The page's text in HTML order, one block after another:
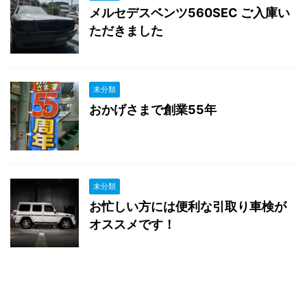
メルセデスベンツ560SEC ご入庫い
ただきました
未分類
おかげさまで創業55年
未分類
お忙しい方には便利な引取り車検が
オススメです！